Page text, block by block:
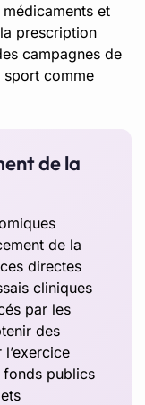
et
prescription
campagnes de
sport comme
de la
de la
directes
cliniques
par les
des
fonds publics